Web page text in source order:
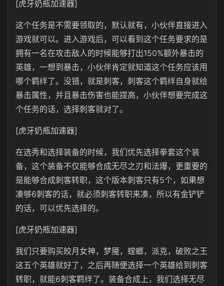
[虎牙奶瓶加速器]
这个任务是不需要领取的，默认就有，小伙伴直接进入
游戏就可以。进入游戏后，可以看到这个任务要求的是
拥有一名在攻击敌人的时候能够打出150%额外暴击的
英雄，一想到暴击，小伙伴肯定就知道这个任务应该用
哪个羁绊了。没错，就是刺客，刺客这个羁绊自身就给
暴击属性，并且暴击伤害也能提高，小伙伴想要完成这
个任务的话，选择刺客就对了。
[虎牙奶瓶加速器]
在选秀和选择装备的时候，我们优先选择拳套这个装
备，这个装备不仅能够合成无尽之刃和法爆，更重要的
是能够合成刺客转职，这个版本刺客只有5个，如果想
凑够6刺客的话，就必须刺客转职来凑，所以有金铲铲
的话，可以优先选择的。
[虎牙奶瓶加速器]
我们只要购买皎月女神，梦魇，螳螂，派克，破败之王
这五个英雄就好了，之后再随便选择一个英雄给到刺客
转职，就能6刺客羁绊了。装备合成上，我们选择无尽